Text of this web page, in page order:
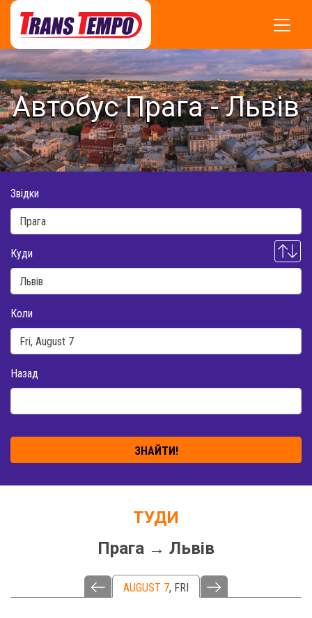
Автобус Прага - Львів
Звідки
Куди
Коли
Назад
ЗНАЙТИ!
ТУДИ
Прага → Львів
AUGUST 7, FRI